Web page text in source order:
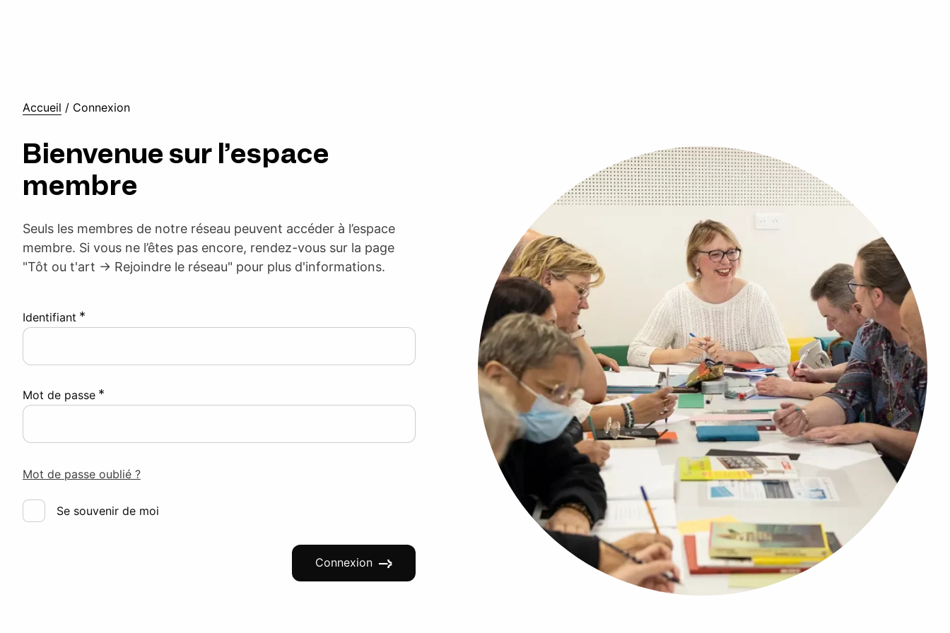
Accueil / Connexion
Bienvenue sur l’espace
membre
Seuls les membres de notre réseau peuvent accéder à l’espace
membre. Si vous ne l’êtes pas encore, rendez-vous sur la page
"Tôt ou t'art -> Rejoindre le réseau" pour plus d'informations.
Identifiant *
Mot de passe *
Mot de passe oublié ?
Se souvenir de moi
Connexion